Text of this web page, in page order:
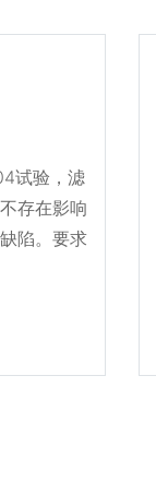
试验，滤
存在影响
陷。要求